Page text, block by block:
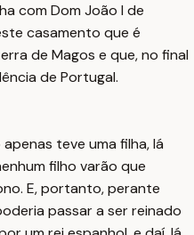
com Dom João I de
casamento que é
de Magos e que, no final
de Portugal.
teve uma filha, lá
filho varão que
E, portanto, perante
passar a ser reinado